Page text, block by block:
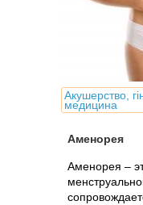
Акушерство,
медицина
Аменорея
Аменорея –